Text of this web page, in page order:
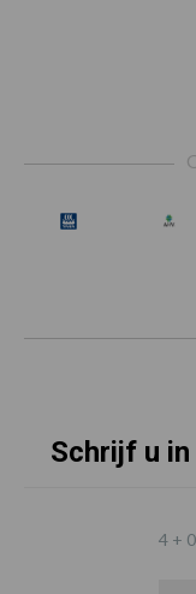
Schrijf u
4 +